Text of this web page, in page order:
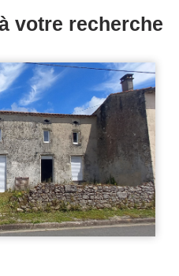
votre recherche
284 m2